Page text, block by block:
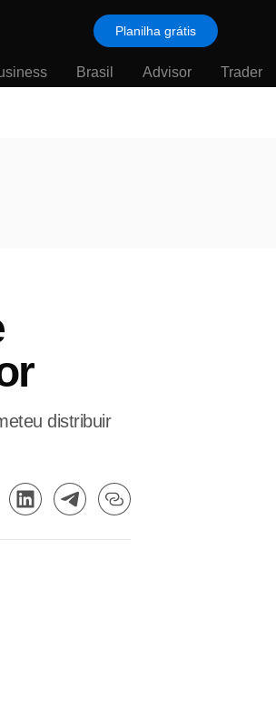
Planilha grátis
Brasil Advisor Trader
distribuir